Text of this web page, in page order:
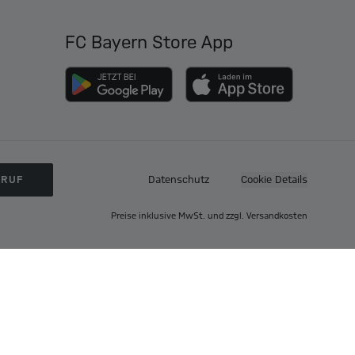
FC Bayern Store App
Datenschutz Cookie Details
Preise inklusive MwSt. und zzgl. Versandkosten